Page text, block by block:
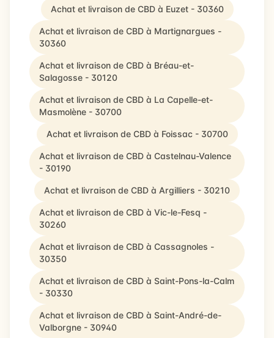
Achat et livraison de CBD à Euzet - 30360
Achat et livraison de CBD à Martignargues -
30360
Achat et livraison de CBD à Bréau-et-
Salagosse - 30120
Achat et livraison de CBD à La Capelle-et-
Masmolène - 30700
Achat et livraison de CBD à Foissac - 30700
Achat et livraison de CBD à Castelnau-Valence
- 30190
Achat et livraison de CBD à Argilliers - 30210
Achat et livraison de CBD à Vic-le-Fesq -
30260
Achat et livraison de CBD à Cassagnoles -
30350
Achat et livraison de CBD à Saint-Pons-la-Calm
- 30330
Achat et livraison de CBD à Saint-André-de-
Valborgne - 30940